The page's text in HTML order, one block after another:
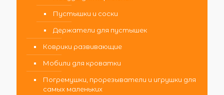
Пустышки и соски
Держатели для пустышек
Коврики развивающие
Мобили для кроватки
Погремушки, прорезыватели и игрушки для
самых маленьких